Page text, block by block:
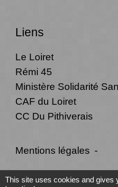
Liens
Le Loiret
Rémi 45
Ministère Solidarité
CAF du Loiret
CC Du Pithiverais
Mentions légales -
Politique de
This site uses cookies and gives